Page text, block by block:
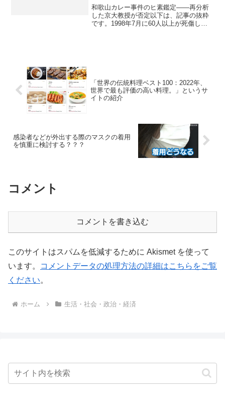
和歌山カレー事件のヒ素鑑定――再分析
した京大教授が否定以下は、記事の抜粋
です。1998年7月に60人以上が死傷した
「世界の伝統料理ベスト100：2022年、
世界で最も評価の高い料理。」というサ
イトの紹介
感染者などが外出する際のマスクの着用
を慎重に検討する？？？
コメント
コメントを書き込む
このサイトはスパムを低減するために Akismet を使って
います。
コメントデータの処理方法の詳細はこちらをご覧
ください。
ホーム 生活・社会・政治・経済